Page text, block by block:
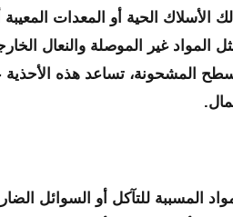
الحية أو المعدات المعيبة
غير الموصلة والنعال
المشحونة، تساعد هذه
المسببة للتآكل أو السوائل